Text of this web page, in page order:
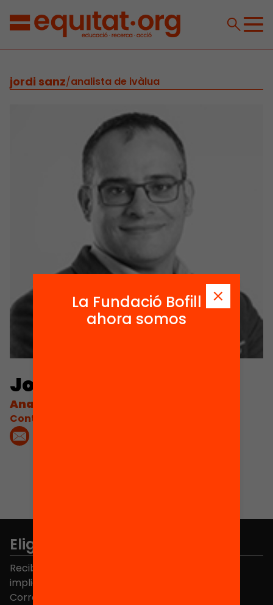
jordi sanz/analista de ivàlua
Jordi Sanz
Analista de Ivàlua
Contacta'm:
Elige equidad
Recibe contenidos, iniciativas y proyectos para
implicarte.
Correo electrónico
La Fundació Bofill
ahora somos